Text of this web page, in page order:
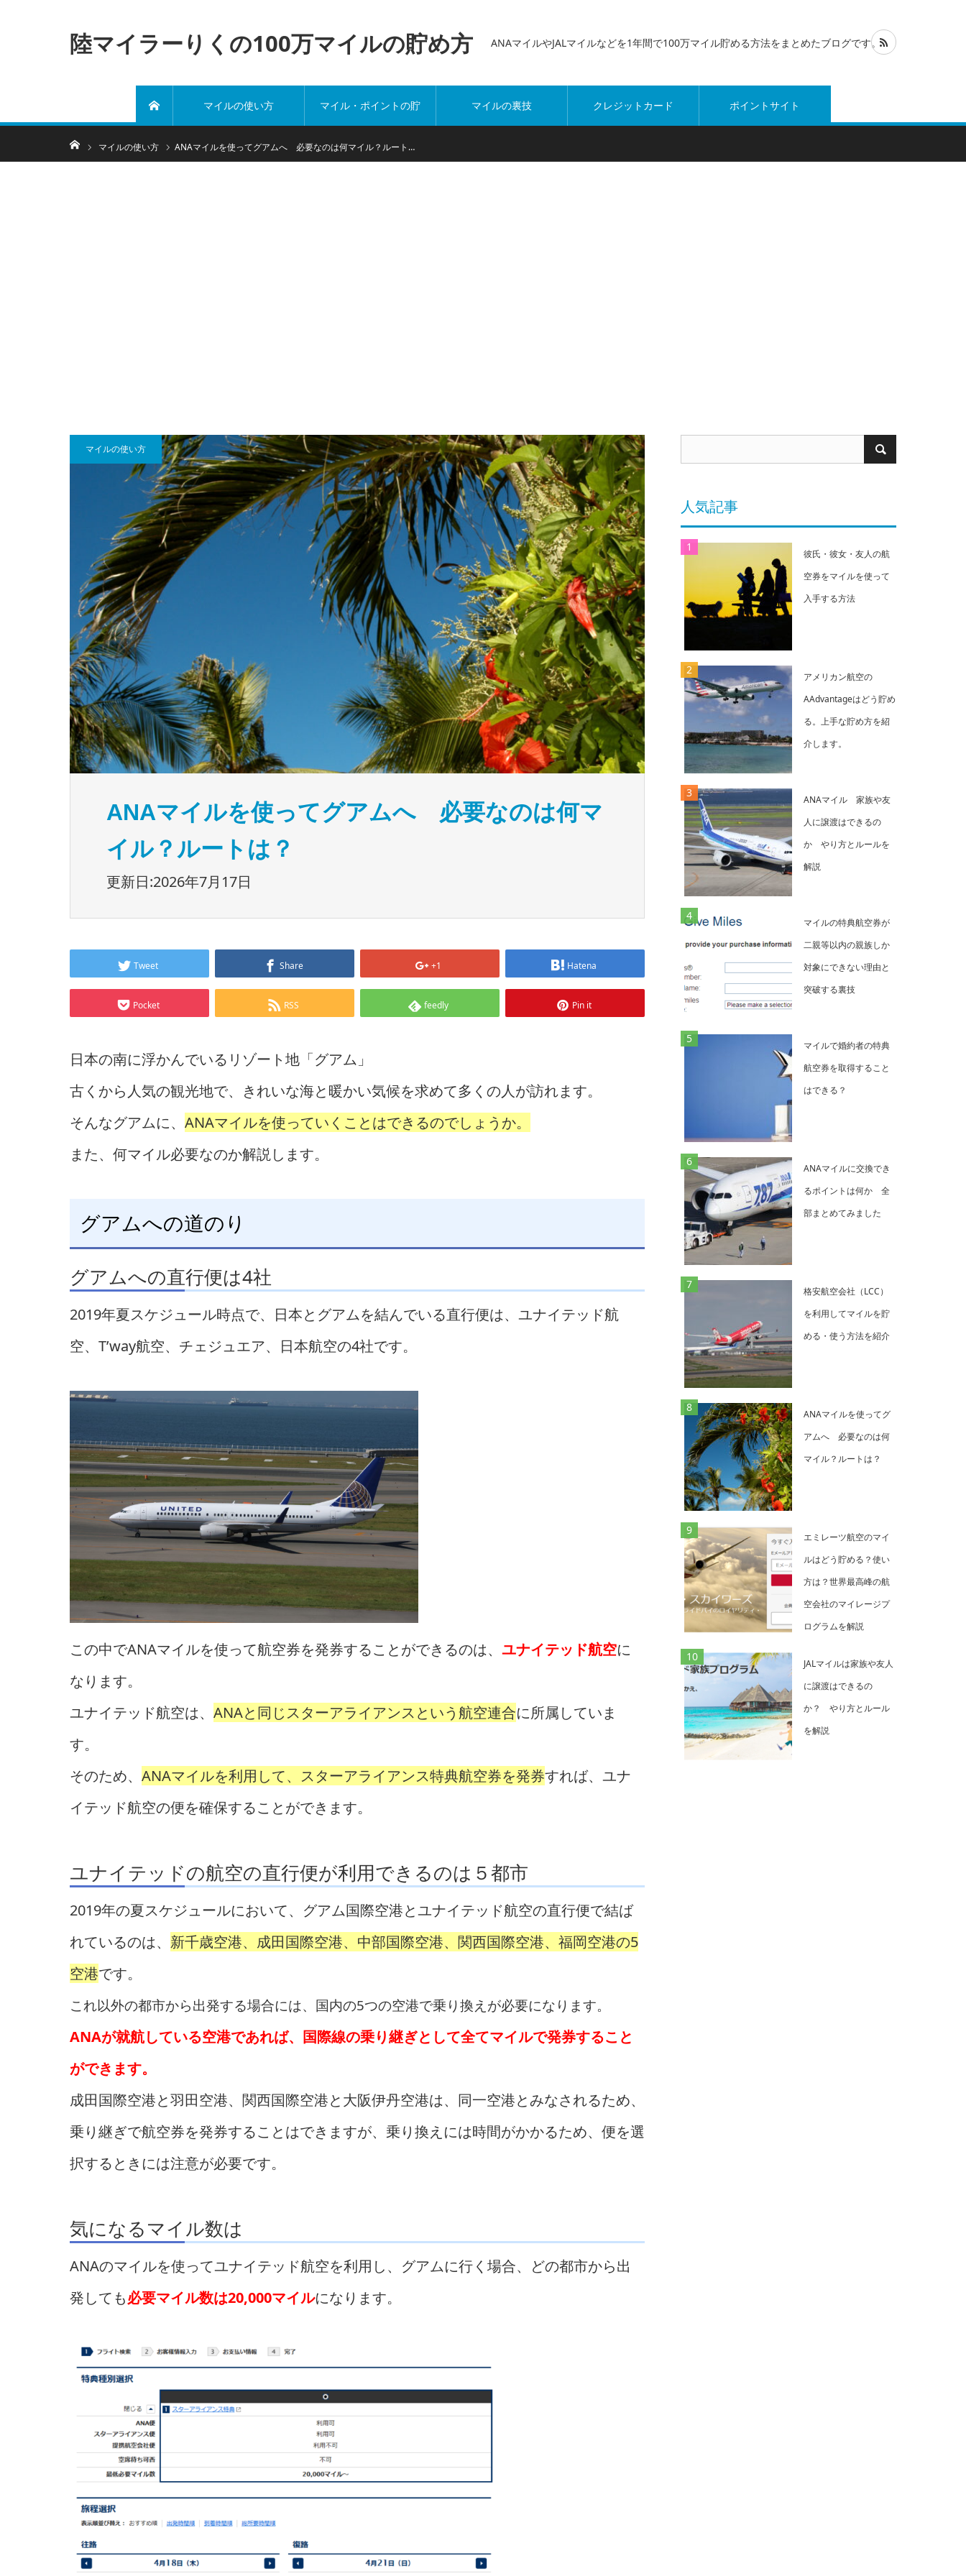
陸マイラーりくの100万マイルの貯め方 ANAマイルやJALマイルなどを1年間で100万マイル貯める方法をまとめたブログです。
マイルの使い方 マイル・ポイントの貯
め方
マイルの裏技 クレジットカード ポイントサイト
ホームマイルの使い方 ANAマイルを使ってグアムへ 必要なのは何マイル？ルート…
マイルの使い方
ANAマイルを使ってグアムへ 必要なのは何マ
イル？ルートは？
更新日:2026年7月17日
Tweet Share +1 Hatena
Pocket RSS feedly Pin it
日本の南に浮かんでいるリゾート地「グアム」
古くから人気の観光地で、きれいな海と暖かい気候を求めて多くの人が訪れます。
そんなグアムに、 ANAマイルを使っていくことはできるのでしょうか。
また、何マイル必要なのか解説します。
グアムへの道のり
グアムへの直行便は4社
2019年夏スケジュール時点で、日本とグアムを結んでいる直行便は、ユナイテッド航
空、T’way航空、チェジュエア、日本航空の4社です。
この中でANAマイルを使って航空券を発券することができるのは、 ユナイテッド航空に
なります。
ユナイテッド航空は、 ANAと同じスターアライアンスという航空連合に所属していま
す。
そのため、 ANAマイルを利用して、スターアライアンス特典航空券を発券すれば、ユナ
イテッド航空の便を確保することができます。
ユナイテッドの航空の直行便が利用できるのは５都市
2019年の夏スケジュールにおいて、グアム国際空港とユナイテッド航空の直行便で結ば
れているのは、 新千歳空港、成田国際空港、中部国際空港、関西国際空港、福岡空港の5
空港です。
これ以外の都市から出発する場合には、国内の5つの空港で乗り換えが必要になります。
ANAが就航している空港であれば、国際線の乗り継ぎとして全てマイルで発券すること
ができます。
成田国際空港と羽田空港、関西国際空港と大阪伊丹空港は、同一空港とみなされるため、
乗り継ぎで航空券を発券することはできますが、乗り換えには時間がかかるため、便を選
択するときには注意が必要です。
気になるマイル数は
ANAのマイルを使ってユナイテッド航空を利用し、グアムに行く場合、どの都市から出
発しても必要マイル数は20,000マイルになります。
人気記事
彼氏・彼女・友人の航
空券をマイルを使って
入手する方法
アメリカン航空の
AAdvantageはどう貯め
る。上手な貯め方を紹
介します。
ANAマイル 家族や友
人に譲渡はできるの
か やり方とルールを
解説
マイルの特典航空券が
二親等以内の親族しか
対象にできない理由と
突破する裏技
マイルで婚約者の特典
航空券を取得すること
はできる？
ANAマイルに交換でき
るポイントは何か 全
部まとめてみました
格安航空会社（LCC）
を利用してマイルを貯
める・使う方法を紹介
ANAマイルを使ってグ
アムへ 必要なのは何
マイル？ルートは？
エミレーツ航空のマイ
ルはどう貯める？使い
方は？世界最高峰の航
空会社のマイレージプ
ログラムを解説
JALマイルは家族や友人
に譲渡はできるの
か？ やり方とルール
を解説